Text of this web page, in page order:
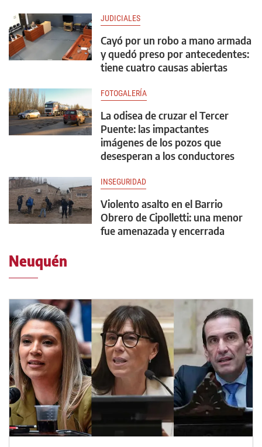
JUDICIALES
Cayó por un robo a mano armada
y quedó preso por antecedentes:
tiene cuatro causas abiertas
FOTOGALERÍA
La odisea de cruzar el Tercer
Puente: las impactantes
imágenes de los pozos que
desesperan a los conductores
INSEGURIDAD
Violento asalto en el Barrio
Obrero de Cipolletti: una menor
fue amenazada y encerrada
Neuquén